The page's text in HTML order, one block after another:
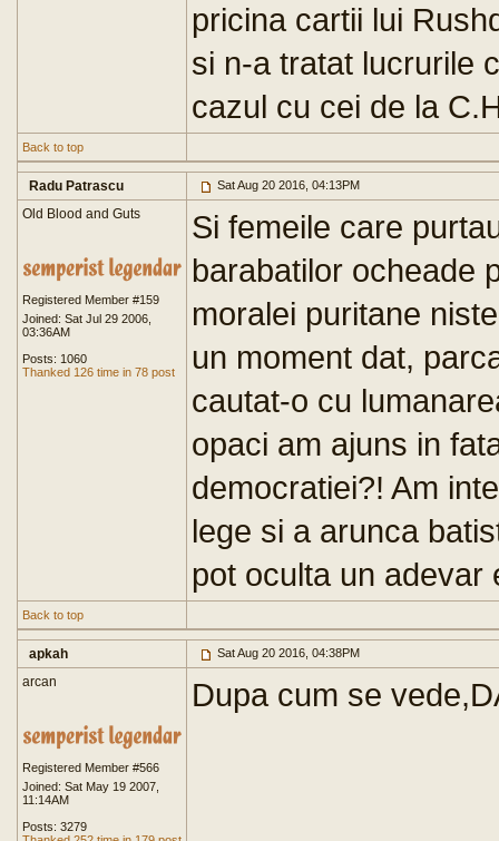
pricina cartii lui
si n-a tratat lucrurile
cazul cu cei de la
Back to top
Radu Patrascu Sat Aug 20 2016, 04:13PM
Old Blood and Guts
Registered Member #159
Joined: Sat Jul 29 2006,
03:36AM
Posts: 1060
Thanked 126 time in 78 post
Si femeile care
barabatilor ocheade
moralei puritane
un moment dat,
cautat-o cu
opaci am ajuns in
democratiei?! Am
lege si a arunca
pot oculta un adevar
Back to top
apkah Sat Aug 20 2016, 04:38PM
arcan
Registered Member #566
Joined: Sat May 19 2007,
11:14AM
Posts: 3279
Dupa cum se